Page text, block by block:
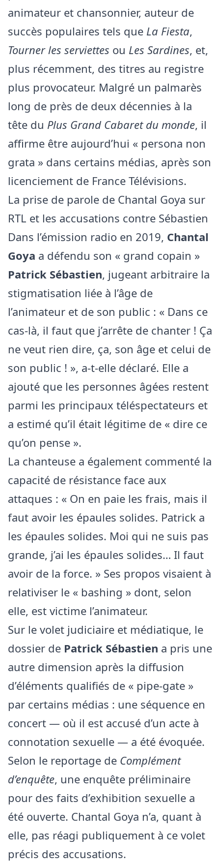
animateur et chansonnier, auteur de
succès populaires tels que La Fiesta,
Tourner les serviettes ou Les Sardines, et,
plus récemment, des titres au registre
plus provocateur. Malgré un palmarès
long de près de deux décennies à la
tête du Plus Grand Cabaret du monde, il
affirme être aujourd’hui « persona non
grata » dans certains médias, après son
licenciement de France Télévisions.
La prise de parole de Chantal Goya sur
RTL et les accusations contre Sébastien
Dans l’émission radio en 2019, Chantal
Goya a défendu son « grand copain »
Patrick Sébastien, jugeant arbitraire la
stigmatisation liée à l’âge de
l’animateur et de son public : « Dans ce
cas-là, il faut que j’arrête de chanter ! Ça
ne veut rien dire, ça, son âge et celui de
son public ! », a-t-elle déclaré. Elle a
ajouté que les personnes âgées restent
parmi les principaux téléspectateurs et
a estimé qu’il était légitime de « dire ce
qu’on pense ».
La chanteuse a également commenté la
capacité de résistance face aux
attaques : « On en paie les frais, mais il
faut avoir les épaules solides. Patrick a
les épaules solides. Moi qui ne suis pas
grande, j’ai les épaules solides… Il faut
avoir de la force. » Ses propos visaient à
relativiser le « bashing » dont, selon
elle, est victime l’animateur.
Sur le volet judiciaire et médiatique, le
dossier de Patrick Sébastien a pris une
autre dimension après la diffusion
d’éléments qualifiés de « pipe-gate »
par certains médias : une séquence en
concert — où il est accusé d’un acte à
connotation sexuelle — a été évoquée.
Selon le reportage de Complément
d’enquête, une enquête préliminaire
pour des faits d’exhibition sexuelle a
été ouverte. Chantal Goya n’a, quant à
elle, pas réagi publiquement à ce volet
précis des accusations.